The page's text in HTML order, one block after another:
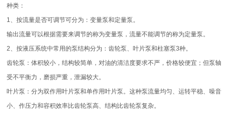
种类：
1、按流量是否可调节可分为：变量泵和定量泵。
输出流量可以根据需要来调节的称为变量泵，流量不能调节的称为定量泵。
2、按液压系统中常用的泵结构分为：齿轮泵、叶片泵和柱塞泵3种。
齿轮泵：体积较小，结构较简单，对油的清洁度要求不严，价格较便宜；但泵轴
受不平衡力，磨损严重，泄漏较大。
叶片泵：分为双作用叶片泵和单作用叶片泵。这种泵流量均匀、运转平稳、噪音
小、作压力和容积效率比齿轮泵高、结构比齿轮泵复杂。